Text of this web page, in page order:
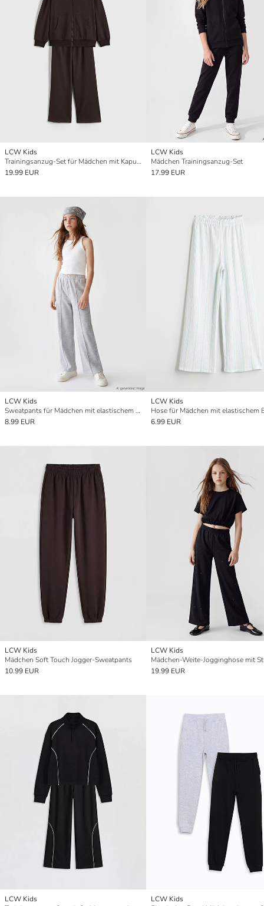
LCW Kids
Trainingsanzug-Set für Mädchen mit Kapuze
19.99 EUR
LCW Kids
Mädchen Trainingsanzug-Set
17.99 EUR
LCW Kids
Sweatpants für Mädchen mit elastischem Bund
8.99 EUR
LCW Kids
Hose für Mädchen mit elastischem
6.99 EUR
LCW Kids
Mädchen Soft Touch Jogger-Sweatpants
10.99 EUR
LCW Kids
19.99 EUR
LCW Kids
LCW Kids